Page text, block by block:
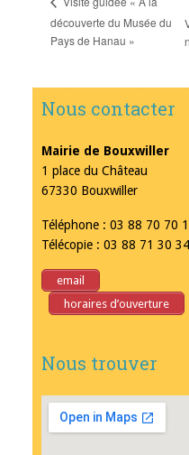
découverte du Musée du
Pays de Hanau »
Nous contacter
Mairie de Bouxwiller
1 place du Château
67330 Bouxwiller
Téléphone : 03 88 70 70
Télécopie : 03 88 71 30 34
email
horaires d’ouverture
Nous trouver